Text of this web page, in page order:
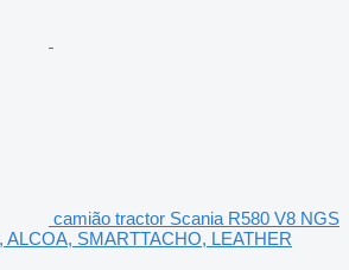
camião tractor Scania R580 V8 NGS
ALCOA, SMARTTACHO, LEATHER